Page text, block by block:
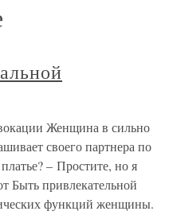
Женщина в сильно
своего партнера по
– Простите, но я
Быть привлекательной
функций женщины.